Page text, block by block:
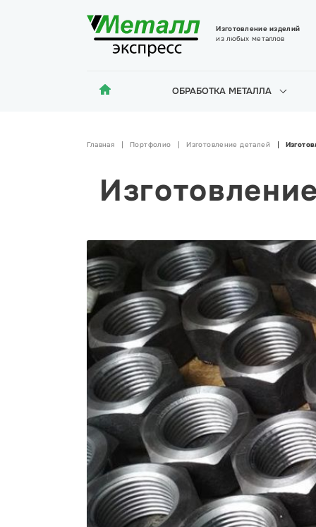
Изготовление изделий
из любых металлов
ОБРАБОТКА МЕТАЛЛА
Главная Портфолио Изготовление деталей